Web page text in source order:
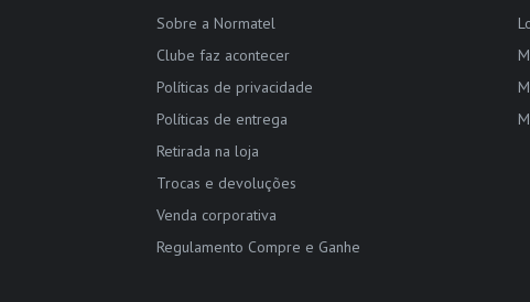
Sobre a Normatel
Clube faz acontecer
Políticas de privacidade
Políticas de entrega
Retirada na loja
Trocas e devoluções
Venda corporativa
Regulamento Compre e Ganhe